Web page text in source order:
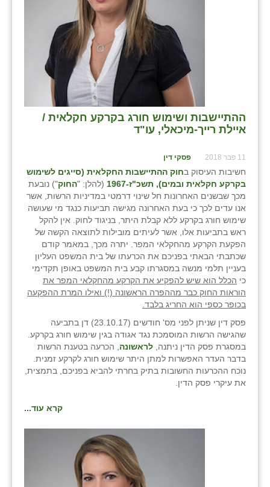
ההתיישבות ושימוש חורג בקרקע חקלאית /
איילת רייך-מיכאלי, עו"ד
11 פבר 2018 פסקי דין
חשיבות העיסוק בחוק ההתיישבות החקלאית (סייגים לשימוש
בקרקע חקלאית ובמים), תשכ"ז-1967
(להלן: "החוק") נובעת
מכך שבשנים האחרונות חל שינוי דרמטי במדיניות הרשות, אשר
אנו עדים לכך כי בעת האחרונה מגישה תביעות כנגד מי שעושה
שימוש חורג בקרקע ללא קבלת היתר, בניגוד לחוק. אין להקל
ראש בתביעות אלו, אשר לעיתים מובילות לתוצאה הקשה של
הפקעת הקרקע מהחקלאי המפר. יתרה מכך, במאמר קודם
שכתבתי הבאתי בפניכם את הכרעתו של בית המשפט העליון
בעניין תלמי מנשה במסגרתו קבע בית המשפט באופן תקדימי
כי הכלל הוא שיש להפקיע את הקרקע מהחקלאי המפר את
הוראות החוק כבר מההפרה הראשונה (!) ואילו המרת ההפקעה
בכופר כספי הוא החריג בלבד.
פסק דין שניתן לפני מס' חודשים (23.10.17) דן בתביעה
שהגישה הרשות המוסמכת נגד אגודה בגין שימוש חורג בקרקע.
במסגרת פסק הדין ניתנה, לראשונה , הכרעה בטענת הרשות
בדבר העדר האפשרות למתן היתר שימוש חורג לקרקע זמנית.
נוכח ההכרעות החשובות בתיק בחרתי להביא בפניכם, בתמצית,
את עיקרי פסק הדין.
קרא עוד...